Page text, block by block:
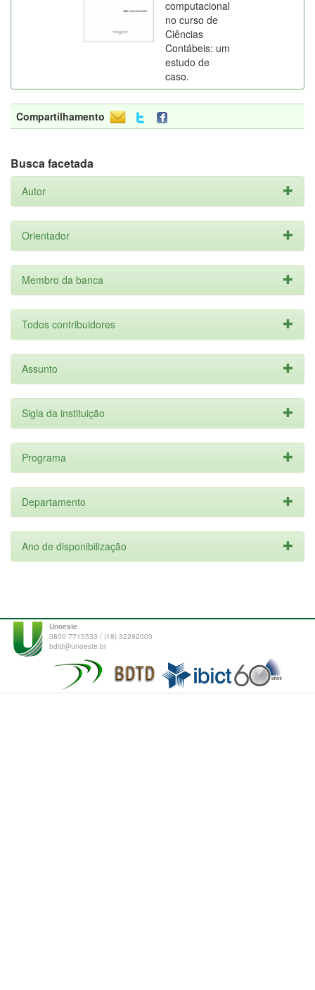
computacional
no curso de
Ciências
Contábeis: um
estudo de
caso.
Compartilhamento
Busca facetada
Autor
Orientador
Membro da banca
Todos contribuidores
Assunto
Sigla da instituição
Programa
Departamento
Ano de disponibilização
Unoeste
0800 7715533 / (18) 32292003
bdtd@unoeste.br